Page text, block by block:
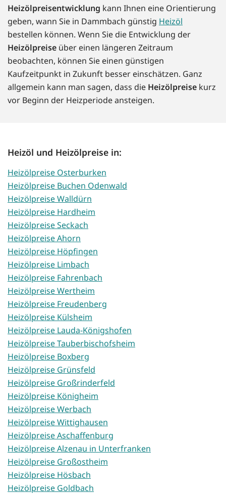
Heizölpreisentwicklung kann Ihnen eine Orientierung
geben, wann Sie in Dammbach günstig Heizöl
bestellen können. Wenn Sie die Entwicklung der
Heizölpreise über einen längeren Zeitraum
beobachten, können Sie einen günstigen
Kaufzeitpunkt in Zukunft besser einschätzen. Ganz
allgemein kann man sagen, dass die Heizölpreise kurz
vor Beginn der Heizperiode ansteigen.
Heizöl und Heizölpreise in:
Heizölpreise Osterburken
Heizölpreise Buchen Odenwald
Heizölpreise Walldürn
Heizölpreise Hardheim
Heizölpreise Seckach
Heizölpreise Ahorn
Heizölpreise Höpfingen
Heizölpreise Limbach
Heizölpreise Fahrenbach
Heizölpreise Wertheim
Heizölpreise Freudenberg
Heizölpreise Külsheim
Heizölpreise Lauda-Königshofen
Heizölpreise Tauberbischofsheim
Heizölpreise Boxberg
Heizölpreise Grünsfeld
Heizölpreise Großrinderfeld
Heizölpreise Königheim
Heizölpreise Werbach
Heizölpreise Wittighausen
Heizölpreise Aschaffenburg
Heizölpreise Alzenau in Unterfranken
Heizölpreise Großostheim
Heizölpreise Hösbach
Heizölpreise Goldbach